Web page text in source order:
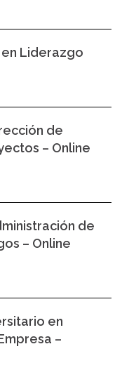
Liderazgo
de
– Online
de
– Online
en
–